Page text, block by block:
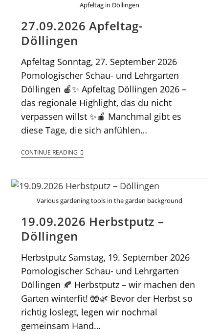
Apfeltag in Döllingen
27.09.2026 Apfeltag-
Döllingen
Apfeltag Sonntag, 27. September 2026
Pomologischer Schau- und Lehrgarten
Döllingen 🍎✨ Apfeltag Döllingen 2026 –
das regionale Highlight, das du nicht
verpassen willst ✨🍎 Manchmal gibt es
diese Tage, die sich anfühlen…
CONTINUE READING
Various gardening tools in the garden background
19.09.2026 Herbstputz –
Döllingen
Herbstputz Samstag, 19. September 2026
Pomologischer Schau- und Lehrgarten
Döllingen 🍂 Herbstputz – wir machen den
Garten winterfit! 🧤🌿 Bevor der Herbst so
richtig loslegt, legen wir nochmal
gemeinsam Hand…